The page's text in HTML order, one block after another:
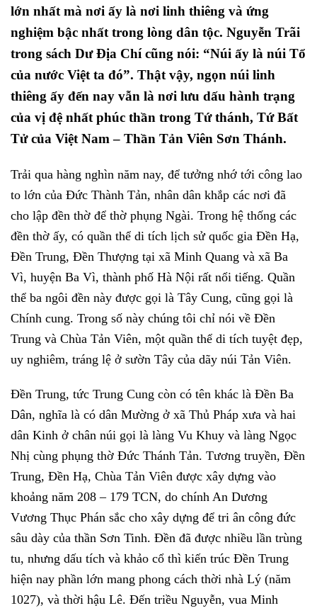
lớn nhất mà nơi ấy là nơi linh thiêng và ứng
nghiệm bậc nhất trong lòng dân tộc. Nguyễn Trãi
trong sách Dư Địa Chí cũng nói: “Núi ấy là núi Tổ
của nước Việt ta đó”. Thật vậy, ngọn núi linh
thiêng ấy đến nay vẫn là nơi lưu dấu hành trạng
của vị đệ nhất phúc thần trong Tứ thánh, Tứ Bất
Tử của Việt Nam – Thần Tản Viên Sơn Thánh.
Trải qua hàng nghìn năm nay, để tưởng nhớ tới công lao
to lớn của Đức Thành Tản, nhân dân khắp các nơi đã
cho lập đền thờ để thờ phụng Ngài. Trong hệ thống các
đền thờ ấy, có quần thể di tích lịch sử quốc gia Đền Hạ,
Đền Trung, Đền Thượng tại xã Minh Quang và xã Ba
Vì, huyện Ba Vì, thành phố Hà Nội rất nổi tiếng. Quần
thể ba ngôi đền này được gọi là Tây Cung, cũng gọi là
Chính cung. Trong số này chúng tôi chỉ nói về Đền
Trung và Chùa Tản Viên, một quần thể di tích tuyệt đẹp,
uy nghiêm, tráng lệ ở sườn Tây của dãy núi Tản Viên.
Đền Trung, tức Trung Cung còn có tên khác là Đền Ba
Dân, nghĩa là có dân Mường ở xã Thủ Pháp xưa và hai
dân Kinh ở chân núi gọi là làng Vu Khuy và làng Ngọc
Nhị cùng phụng thờ Đức Thánh Tản. Tương truyền, Đền
Trung, Đền Hạ, Chùa Tản Viên được xây dựng vào
khoảng năm 208 – 179 TCN, do chính An Dương
Vương Thục Phán sắc cho xây dựng để tri ân công đức
sâu dày của thần Sơn Tinh. Đền đã được nhiều lần trùng
tu, nhưng dấu tích và khảo cổ thì kiến trúc Đền Trung
hiện nay phần lớn mang phong cách thời nhà Lý (năm
1027), và thời hậu Lê. Đến triều Nguyễn, vua Minh